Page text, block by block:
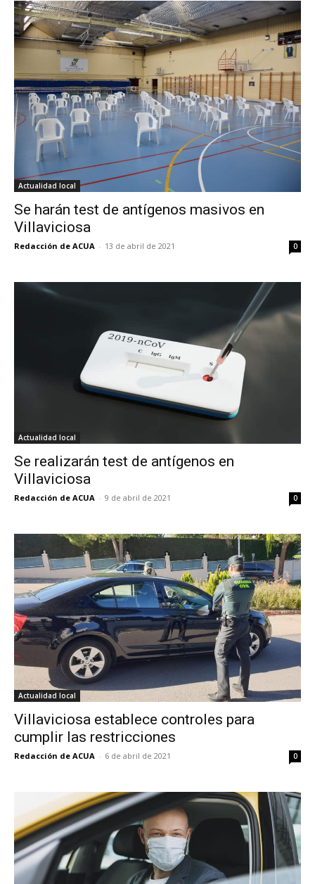
Actualidad local
Se harán test de antígenos masivos en
Villaviciosa
Redacción de ACUA - 13 de abril de 2021 0
Actualidad local
Se realizarán test de antígenos en
Villaviciosa
Redacción de ACUA - 9 de abril de 2021 0
Actualidad local
Villaviciosa establece controles para
cumplir las restricciones
Redacción de ACUA - 6 de abril de 2021 0